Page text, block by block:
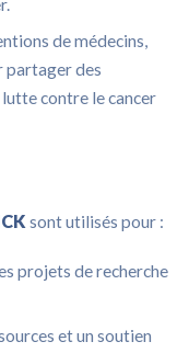
de médecins,
partager des
lutte contre le cancer
sont utilisés pour :
projets de recherche
et un soutien